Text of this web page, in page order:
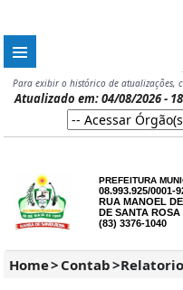
Para exibir o histórico de atualizações,
Atualizado em: 04/08/2026 -
PREFEITURA
08.993.925/0001-
RUA MANOEL
DE SANTA ROSA
(83) 3376-1040
Home> Contab>